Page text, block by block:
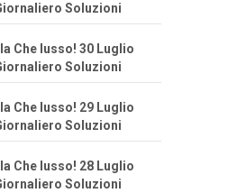
Soluzioni
Che lusso! 30 Luglio
Soluzioni
Che lusso! 29 Luglio
Soluzioni
Che lusso! 28 Luglio
Soluzioni